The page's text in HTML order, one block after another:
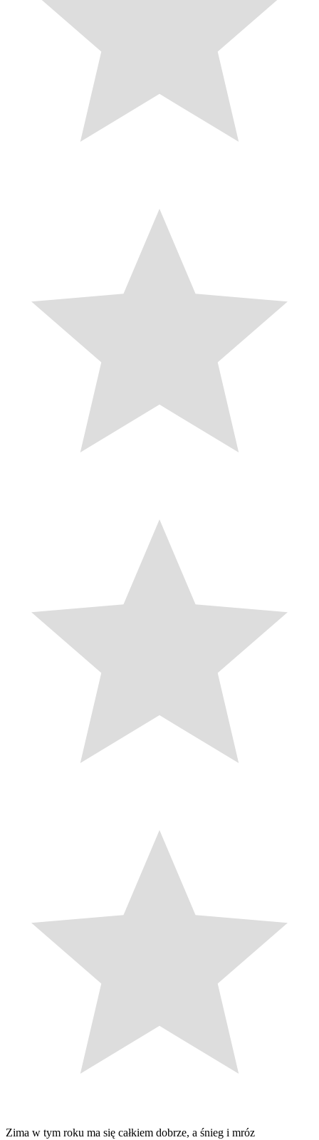
Zima w tym roku ma się całkiem dobrze, a śnieg i mróz